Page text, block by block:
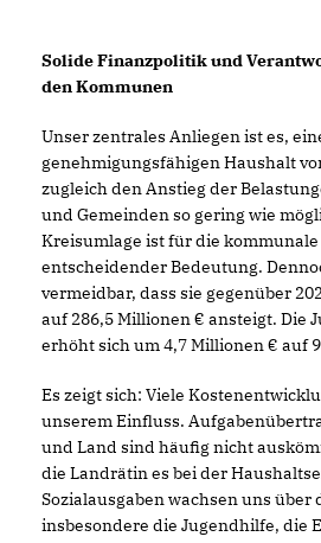
Solide Finanzpolitik und
den Kommunen
Unser zentrales Anliegen ist es,
genehmigungsfähigen Haushalt
zugleich den Anstieg der
und Gemeinden so gering wie
Kreisumlage ist für die
entscheidender Bedeutung.
vermeidbar, dass sie gegenüber
auf 286,5 Millionen € ansteigt. Die
erhöht sich um 4,7 Millionen € auf
Es zeigt sich: Viele
unserem Einfluss.
und Land sind häufig nicht
die Landrätin es bei der
Sozialausgaben wachsen uns über
insbesondere die Jugendhilfe, die